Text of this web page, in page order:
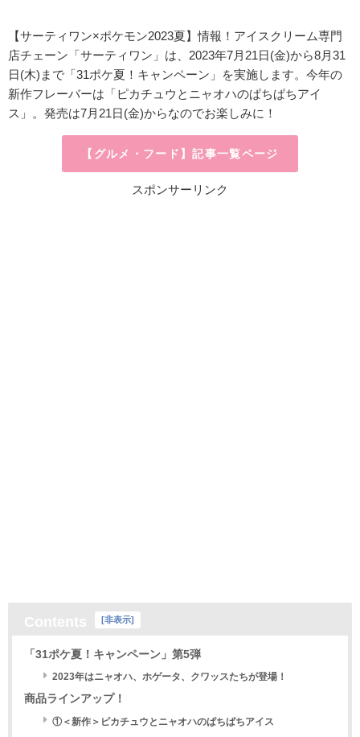
【サーティワン×ポケモン2023夏】情報！ アイスクリーム専門
店チェーン 「サーティワン」は、 2023年7月21日(金)から8月31
日(木)まで「31ポケ夏！キャンペーン」を実施します。今年の
新作フレーバーは「ピカチュウとニャオハのぱちぱちアイ
ス」。発売は7月21日(金)からなのでお楽しみに！
【グルメ・フード】記事一覧ページ
スポンサーリンク
[非表示]
「31ポケ夏！キャンペーン」第5弾
2023年はニャオハ、ホゲータ、クワッスたちが登場！
商品ラインアップ！
①＜新作＞ピカチュウとニャオハのぱちぱちアイス